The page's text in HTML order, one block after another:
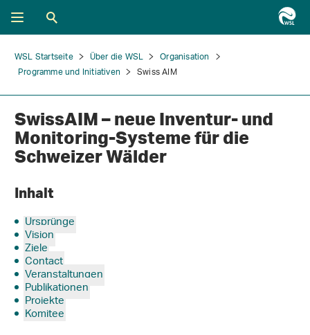
WSL Startseite Über die WSL
Organisation
Programme und Initiativen
Swiss AIM
SwissAIM – neue Inventur- und
Monitoring-Systeme für die
Schweizer Wälder
Inhalt
Ursprünge
Vision
Ziele
Contact
Veranstaltungen
Publikationen
Projekte
Komitee